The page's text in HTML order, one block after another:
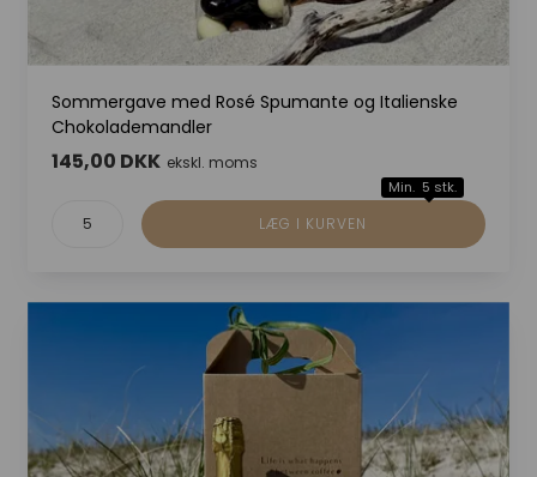
Sommergave med Rosé Spumante og Italienske
Chokolademandler
145,00 DKK ekskl. moms
Min. 5 stk.